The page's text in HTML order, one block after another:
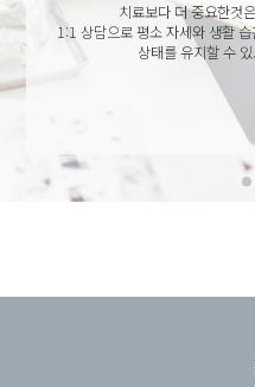
치료보다 더 중요한것
1:1 상담으로 평소 자세와 생활
상태를 유지할 수